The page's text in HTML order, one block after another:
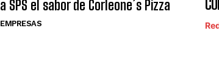
a SPS el sabor de Corleone´s Pizza
EMPRESAS